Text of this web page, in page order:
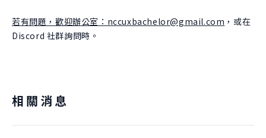
若有問題，歡迎辦公室：nccuxbachelor@gmail.com ，或在
Discord 社群詢問時。
相關消息